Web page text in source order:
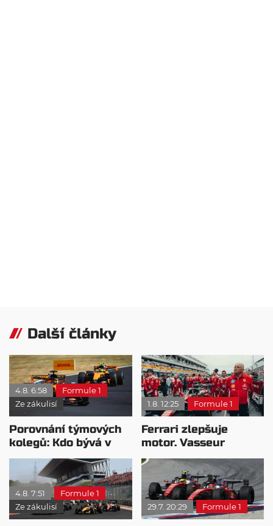
Další články
4.8. 6:58
Formule 1
Ze zákulisí
Porovnání týmových
kolegů: Kdo bývá v
sobotu nejrychlejší?
1.8. 12:25 Formule 1
Ferrari zlepšuje
motor. Vasseur
chystá útok na
Mercedes
4.8. 7:51
Formule 1
Ze zákulisí
29.7. 20:29 Formule 1